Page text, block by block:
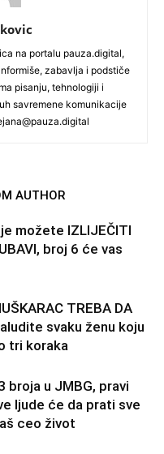
na portalu pauza.digital,
zabavlja i podstiče
pisanju, tehnologiji i
savremene komunikacije
AUTHOR
možete IZLIJEČITI
broj 6 će vas
TREBA DA
svaku ženu koju
tri koraka
broja u JMBG, pravi
ljude će da prati sve
ceo život